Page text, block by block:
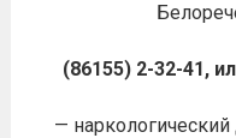
(86155) 2-32-41,
—